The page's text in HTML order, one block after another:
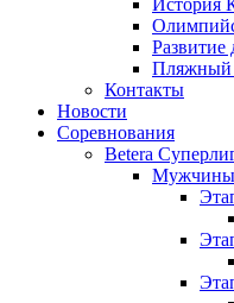
История
Развитие
Пляжный
Контакты
Новости
Соревнования
Betera